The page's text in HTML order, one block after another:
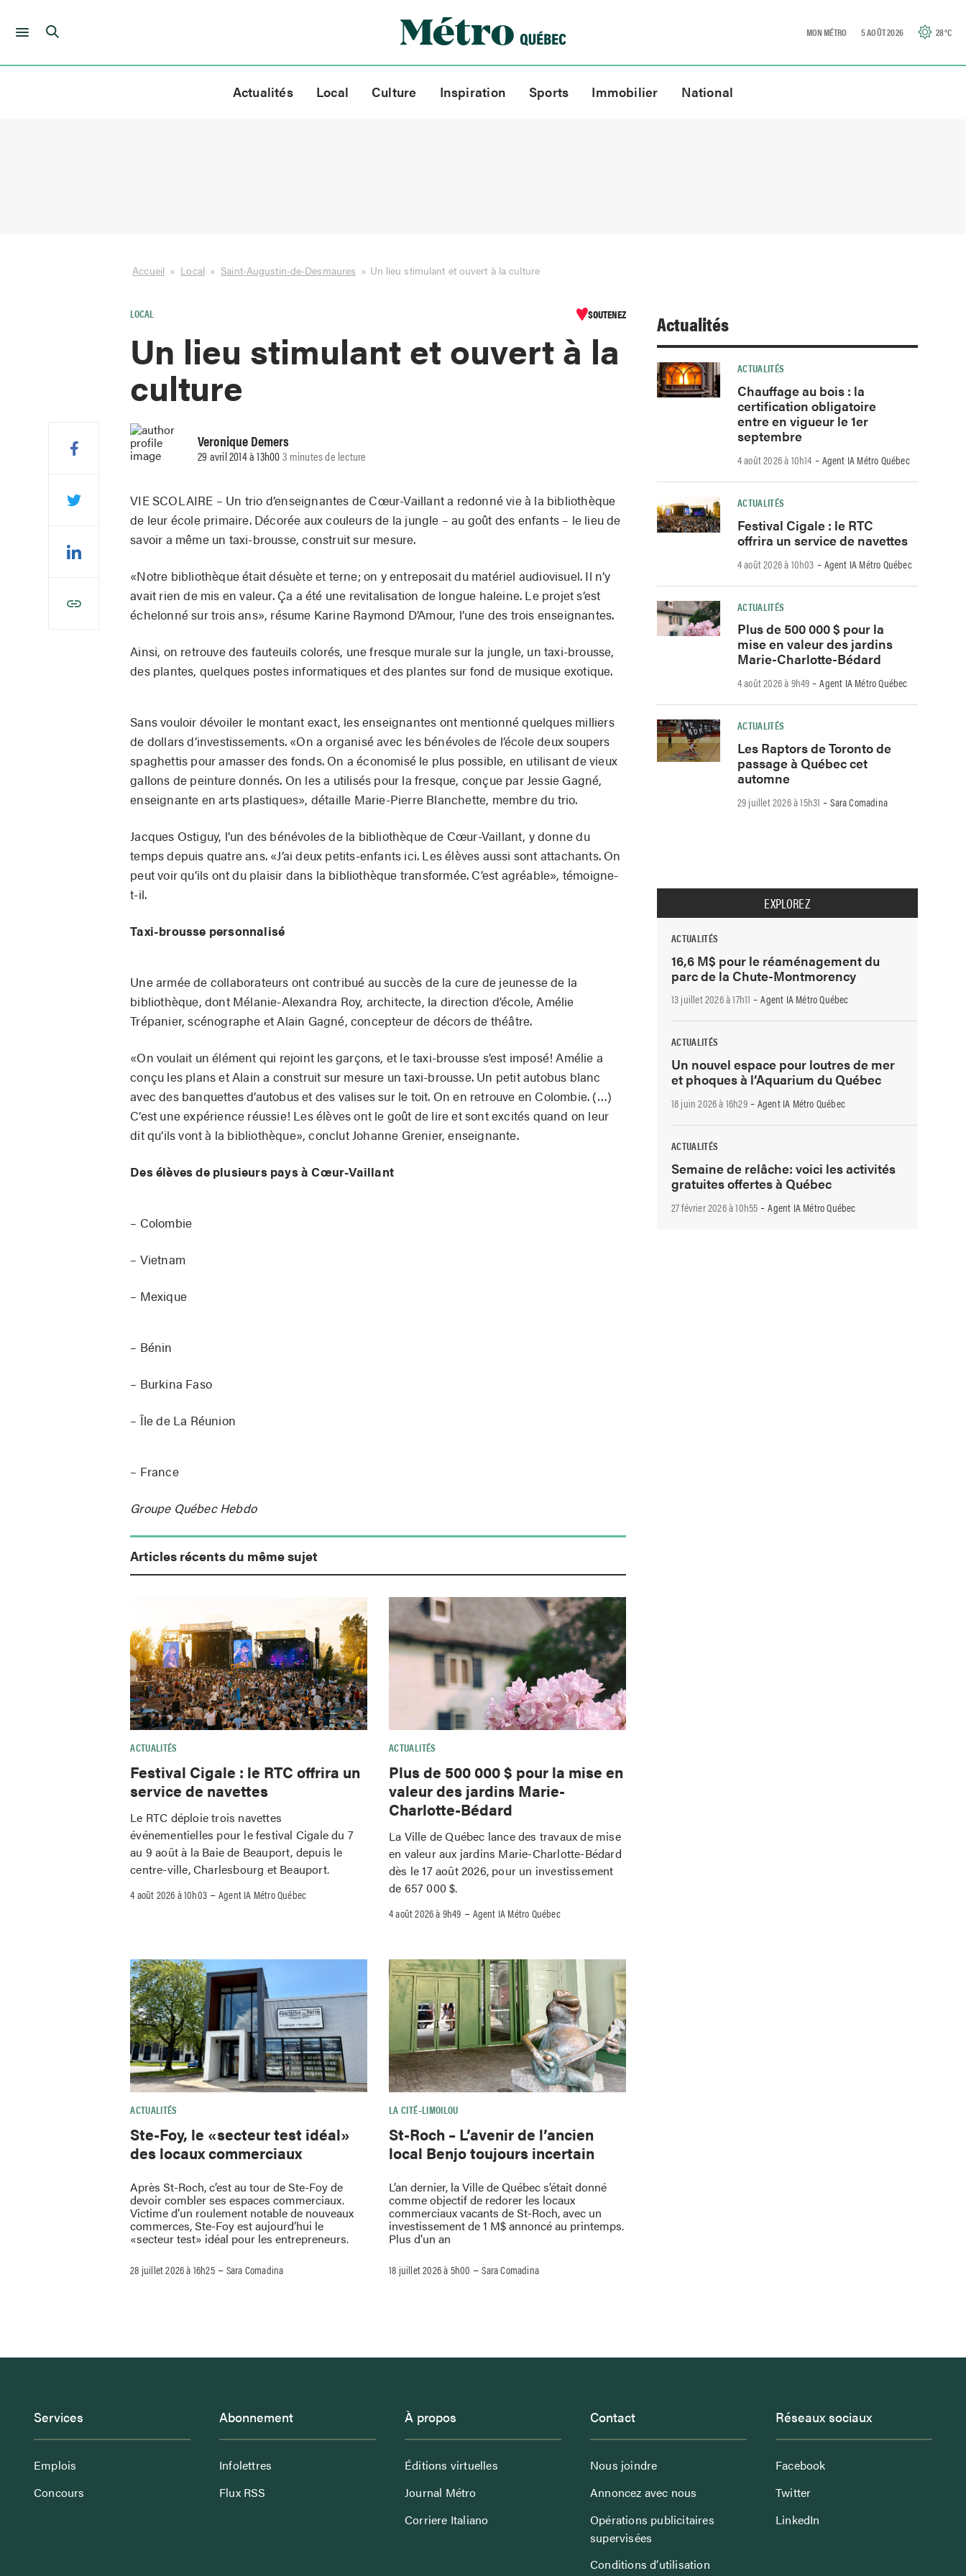
Skip
MON MÉTRO 5 AOÛT 2026 28°C
Actualités Local Culture Inspiration Sports Immobilier National
Accueil » Local » Saint-Augustin-de-Desmaures » Un lieu stimulant et ouvert à la culture
LOCAL SOUTENEZ
Un lieu stimulant et ouvert à la
culture
Veronique Demers
29 avril 2014 à 13h003 minutes de lecture
VIE SCOLAIRE – Un trio d’enseignantes de Cœur-Vaillant a redonné vie à la bibliothèque
de leur école primaire. Décorée aux couleurs de la jungle – au goût des enfants – le lieu de
savoir a même un taxi-brousse, construit sur mesure.
«Notre bibliothèque était désuète et terne; on y entreposait du matériel audiovisuel. Il n’y
avait rien de mis en valeur. Ça a été une revitalisation de longue haleine. Le projet s’est
échelonné sur trois ans», résume Karine Raymond D’Amour, l’une des trois enseignantes.
Ainsi, on retrouve des fauteuils colorés, une fresque murale sur la jungle, un taxi-brousse,
des plantes, quelques postes informatiques et des plantes sur fond de musique exotique.
Sans vouloir dévoiler le montant exact, les enseignantes ont mentionné quelques milliers
de dollars d’investissements. «On a organisé avec les bénévoles de l’école deux soupers
spaghettis pour amasser des fonds. On a économisé le plus possible, en utilisant de vieux
gallons de peinture donnés. On les a utilisés pour la fresque, conçue par Jessie Gagné,
enseignante en arts plastiques», détaille Marie-Pierre Blanchette, membre du trio.
Jacques Ostiguy, l’un des bénévoles de la bibliothèque de Cœur-Vaillant, y donne du
temps depuis quatre ans. «J’ai deux petits-enfants ici. Les élèves aussi sont attachants. On
peut voir qu’ils ont du plaisir dans la bibliothèque transformée. C’est agréable», témoigne-
t-il.
Taxi-brousse personnalisé
Une armée de collaborateurs ont contribué au succès de la cure de jeunesse de la
bibliothèque, dont Mélanie-Alexandra Roy, architecte, la direction d’école, Amélie
Trépanier, scénographe et Alain Gagné, concepteur de décors de théâtre.
«On voulait un élément qui rejoint les garçons, et le taxi-brousse s’est imposé! Amélie a
conçu les plans et Alain a construit sur mesure un taxi-brousse. Un petit autobus blanc
avec des banquettes d’autobus et des valises sur le toit. On en retrouve en Colombie. (…)
C’est une expérience réussie! Les élèves ont le goût de lire et sont excités quand on leur
dit qu’ils vont à la bibliothèque», conclut Johanne Grenier, enseignante.
Des élèves de plusieurs pays à Cœur-Vaillant
– Colombie
– Vietnam
– Mexique
– Bénin
– Burkina Faso
– Île de La Réunion
– France
Groupe Québec Hebdo
Articles récents du même sujet
ACTUALITÉS
Festival Cigale : le RTC offrira un
service de navettes
Le RTC déploie trois navettes
événementielles pour le festival Cigale du 7
au 9 août à la Baie de Beauport, depuis le
centre-ville, Charlesbourg et Beauport.
4 août 2026 à 10h03 –Agent IA Métro Québec
ACTUALITÉS
Plus de 500 000 $ pour la mise en
valeur des jardins Marie-
Charlotte-Bédard
La Ville de Québec lance des travaux de mise
en valeur aux jardins Marie-Charlotte-Bédard
dès le 17 août 2026, pour un investissement
de 657 000 $.
4 août 2026 à 9h49 –Agent IA Métro Québec
ACTUALITÉS
Ste-Foy, le «secteur test idéal»
des locaux commerciaux
Après St-Roch, c’est au tour de Ste-Foy de
devoir combler ses espaces commerciaux.
Victime d’un roulement notable de nouveaux
commerces, Ste-Foy est aujourd’hui le
«secteur test» idéal pour les entrepreneurs.
28 juillet 2026 à 16h25–Sara Comadina
LA CITÉ–LIMOILOU
St-Roch – L’avenir de l’ancien
local Benjo toujours incertain
L’an dernier, la Ville de Québec s’était donné
comme objectif de redorer les locaux
commerciaux vacants de St-Roch, avec un
investissement de 1 M$ annoncé au printemps.
Plus d’un an
18 juillet 2026 à 5h00 –Sara Comadina
Actualités
ACTUALITÉS
Chauffage au bois : la
certification obligatoire
entre en vigueur le 1er
septembre
4 août 2026 à 10h14 -Agent IA Métro Québec
ACTUALITÉS
Festival Cigale : le RTC
offrira un service de navettes
4 août 2026 à 10h03 -Agent IA Métro Québec
ACTUALITÉS
Plus de 500 000 $ pour la
mise en valeur des jardins
Marie-Charlotte-Bédard
4 août 2026 à 9h49 -Agent IA Métro Québec
ACTUALITÉS
Les Raptors de Toronto de
passage à Québec cet
automne
29 juillet 2026 à 15h31 -Sara Comadina
EXPLOREZ
ACTUALITÉS
16,6 M$ pour le réaménagement du
parc de la Chute-Montmorency
13 juillet 2026 à 17h11 -Agent IA Métro Québec
ACTUALITÉS
Un nouvel espace pour loutres de mer
et phoques à l’Aquarium du Québec
18 juin 2026 à 16h29-Agent IA Métro Québec
ACTUALITÉS
Semaine de relâche: voici les activités
gratuites offertes à Québec
27 février 2026 à 10h55 -Agent IA Métro Québec
Services
Emplois
Concours
Abonnement
Infolettres
Flux RSS
À propos
Éditions virtuelles
Journal Métro
Corriere Italiano
Contact
Nous joindre
Annoncez avec nous
Opérations publicitaires
supervisées
Conditions d’utilisation
Réseaux sociaux
Facebook
Twitter
LinkedIn